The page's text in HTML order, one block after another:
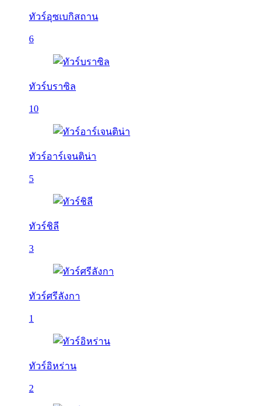
ทัวร์อุซเบกิสถาน
6
ทัวร์บราซิล
10
ทัวร์อาร์เจนติน่า
5
ทัวร์ชิลี
3
ทัวร์ศรีลังกา
1
ทัวร์อิหร่าน
2